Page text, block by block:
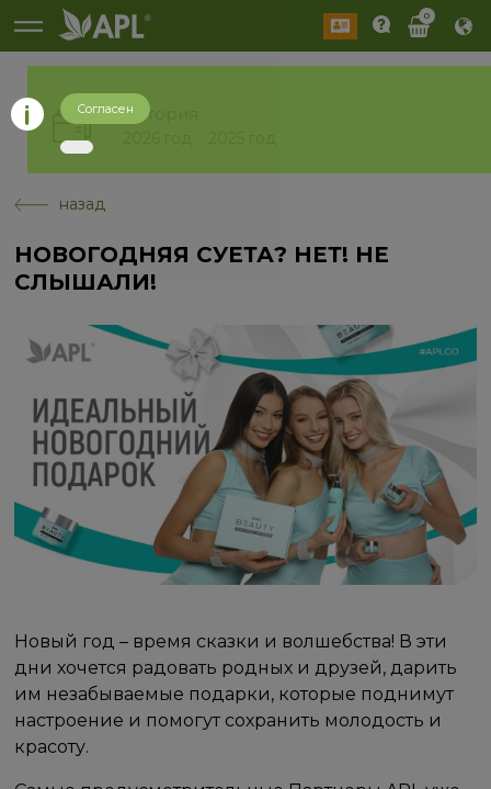
0
История
назад
НОВОГОДНЯЯ СУЕТА? НЕТ! НЕ
СЛЫШАЛИ!
Новый год – время сказки и волшебства! В эти
дни хочется радовать родных и друзей, дарить
им незабываемые подарки, которые поднимут
настроение и помогут сохранить молодость и
красоту.
Согласен